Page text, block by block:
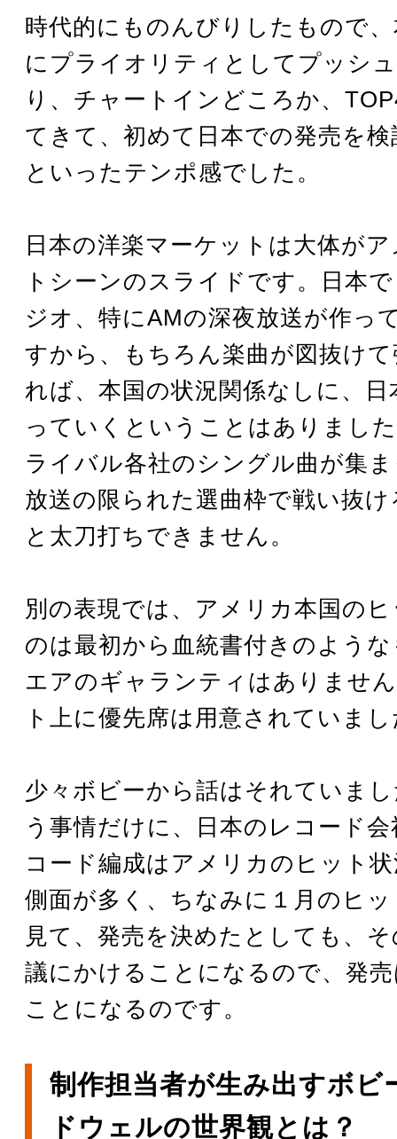
時代的にものんびりしたもので
にプライオリティとしてプッシ
り、チャートインどころか、
てきて、初めて日本での発売を
といったテンポ感でした。
日本の洋楽マーケットは大体が
トシーンのスライドです。日本
ジオ、特にAMの深夜放送が作っ
すから、もちろん楽曲が図抜け
れば、本国の状況関係なしに、日
っていくということはありまし
ライバル各社のシングル曲が集
放送の限られた選曲枠で戦い抜
と太刀打ちできません。
別の表現では、アメリカ本国の
のは最初から血統書付きのよう
エアのギャランティはありませ
ト上に優先席は用意されていま
少々ボビーから話はそれていま
う事情だけに、日本のレコード
コード編成はアメリカのヒット
側面が多く、ちなみに１月のヒ
見て、発売を決めたとしても、
議にかけることになるので、発
ことになるのです。
制作担当者が生み出すボビ
ドウェルの世界観とは？